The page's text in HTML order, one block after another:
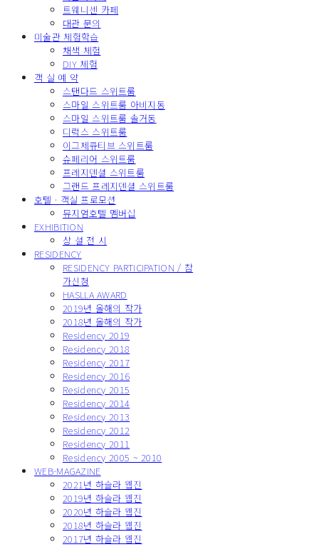
트웨니센 카페
대관 문의
미술관 체험학습
채색 체험
DIY 체험
객 실 예 약
스탠다드 스위트룸
스마일 스위트룸 아비지동
스마일 스위트룸 솔거동
디럭스 스위트룸
이그제큐티브 스위트룸
슈페리어 스위트룸
프레지덴셜 스위트룸
그랜드 프레지덴셜 스위트룸
호텔 · 객실 프로모션
뮤지엄호텔 멤버십
EXHIBITION
상 설 전 시
RESIDENCY
RESIDENCY PARTICIPATION / 참
가신청
HASLLA AWARD
2019년 올해의 작가
2018년 올해의 작가
Residency 2019
Residency 2018
Residency 2017
Residency 2016
Residency 2015
Residency 2014
Residency 2013
Residency 2012
Residency 2011
Residency 2005 ~ 2010
WEB-MAGAZINE
2021년 하슬라 웹진
2019년 하슬라 웹진
2020년 하슬라 웹진
2018년 하슬라 웹진
2017년 하슬라 웹진